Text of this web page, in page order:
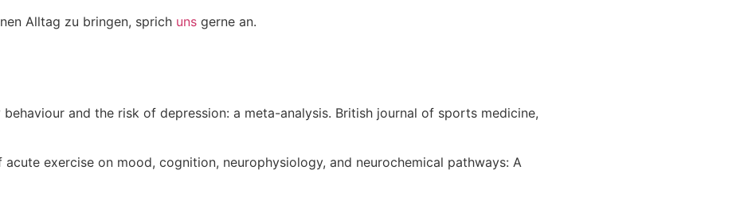
Alltag zu bringen, sprich uns gerne an.
behaviour and the risk of depression: a meta-analysis. British journal of sports medicine,
acute exercise on mood, cognition, neurophysiology, and neurochemical pathways: A